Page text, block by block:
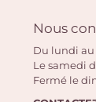
Nous
Du lundi au
Le samedi
Fermé le